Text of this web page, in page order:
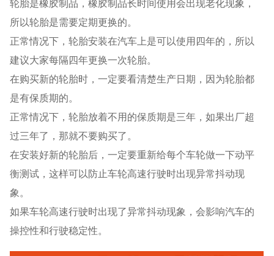
轮胎是橡胶制品，橡胶制品长时间使用会出现老化现象，
所以轮胎是需要定期更换的。
正常情况下，轮胎安装在汽车上是可以使用四年的，所以
建议大家每隔四年更换一次轮胎。
在购买新的轮胎时，一定要看清楚生产日期，因为轮胎都
是有保质期的。
正常情况下，轮胎放着不用的保质期是三年，如果出厂超
过三年了，那就不要购买了。
在安装好新的轮胎后，一定要重新给每个车轮做一下动平
衡测试，这样可以防止车轮高速行驶时出现异常抖动现
象。
如果车轮高速行驶时出现了异常抖动现象，会影响汽车的
操控性和行驶稳定性。